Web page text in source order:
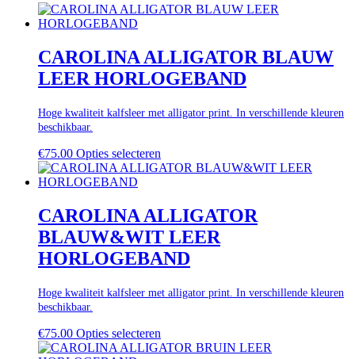
CAROLINA ALLIGATOR BLAUW
LEER HORLOGEBAND
Hoge kwaliteit kalfsleer met alligator print. In verschillende kleuren
beschikbaar.
€75.00 Opties selecteren
CAROLINA ALLIGATOR
BLAUW&WIT LEER
HORLOGEBAND
Hoge kwaliteit kalfsleer met alligator print. In verschillende kleuren
beschikbaar.
€75.00 Opties selecteren